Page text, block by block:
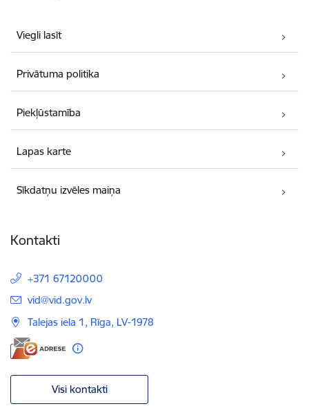
Viegli lasīt
Privātuma politika
Piekļūstamība
Lapas karte
Sīkdatņu izvēles maiņa
Kontakti
+371 67120000
E-pasts:
vid@vid.gov.lv
Talejas iela 1, Rīga, LV-1978
Visi kontakti